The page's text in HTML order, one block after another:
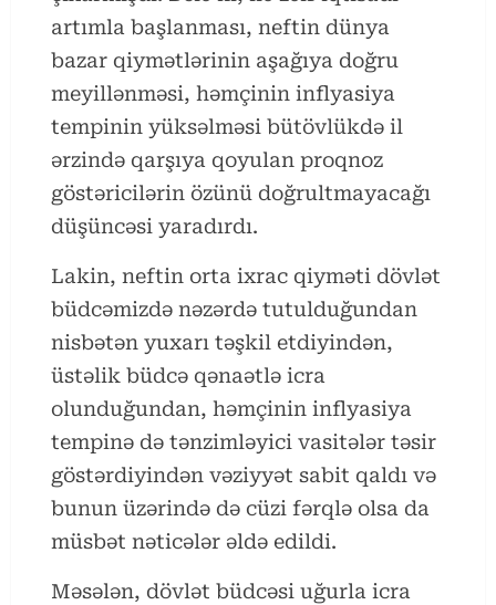
artımla başlanması, neftin dünya
bazar qiymətlərinin aşağıya doğru
meyillənməsi, həmçinin inflyasiya
tempinin yüksəlməsi bütövlükdə il
ərzində qarşıya qoyulan proqnoz
göstəricilərin özünü doğrultmayacağı
düşüncəsi yaradırdı.
Lakin, neftin orta ixrac qiyməti dövlət
büdcəmizdə nəzərdə tutulduğundan
nisbətən yuxarı təşkil etdiyindən,
üstəlik büdcə qənaətlə icra
olunduğundan, həmçinin inflyasiya
tempinə də tənzimləyici vasitələr təsir
göstərdiyindən vəziyyət sabit qaldı və
bunun üzərində də cüzi fərqlə olsa da
müsbət nəticələr əldə edildi.
Məsələn, dövlət büdcəsi uğurla icra